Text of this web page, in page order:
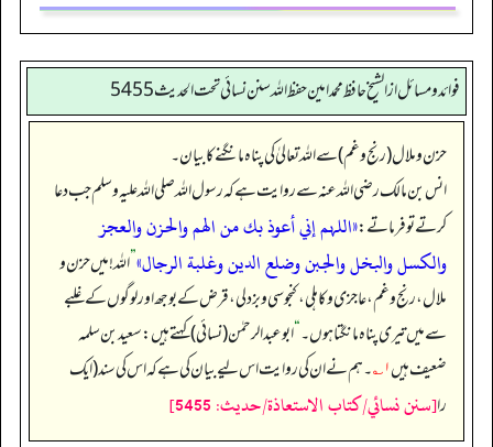
فوائد ومسائل از الشيخ حافظ محمد امين حفظ الله سنن نسائي تحت الحديث5455
حزن و ملال (رنج و غم) سے اللہ تعالیٰ کی پناہ مانگنے کا بیان۔
انس بن مالک رضی اللہ عنہ سے روایت ہے کہ رسول اللہ صلی اللہ علیہ وسلم جب دعا
کرتے تو فرماتے:«اللہم إني أعوذ بك من الهم والحزن والعجز
والكسل والبخل والجبن وضلع الدين وغلبة الرجال»”اللہ! میں حزن و
ملال، رنج و غم، عاجزی و کاہلی، کنجوسی و بزدلی، قرض کے بوجھ اور لوگوں کے غلبے
سے میں تیری پناہ مانگتا ہوں۔‏‏‏‏“ابوعبدالرحمٰن (نسائی) کہتے ہیں: سعید بن سلمہ
ضعیف ہیں۱؎ ۔ ہم نے ان کی روایت اس لیے بیان کی ہے کہ اس کی سند (ایک
را[سنن نسائي/كتاب الاستعاذة/حدیث: 5455]